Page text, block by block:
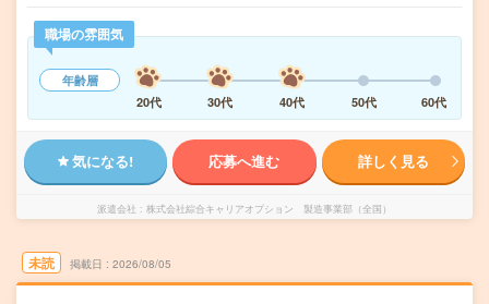
職場の雰囲気
年齢層
20代
30代 40代 50代 60代
気になる! 応募へ進む 詳しく見る
派遣会社 株式会社綜合キャリアオプション 製造事業部（全国）
未読 掲載日 2026/08/05